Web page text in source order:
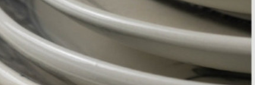
lượng của bộ sản phẩm. Bao gồm 25 món: 1 âu
đĩa đựng thức ăn, 1 tô và 1 âu cơm. Tất cả các
thước, kiểu dáng độc đáo và có giá thành phải